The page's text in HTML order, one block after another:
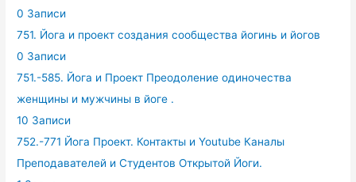
0 Записи
751. Йога и проект создания сообщества йогинь и йогов
0 Записи
751.-585. Йога и Проект Преодоление одиночества
женщины и мужчины в йоге .
10 Записи
752.-771 Йога Проект. Контакты и Youtube Каналы
Преподавателей и Студентов Открытой Йоги.